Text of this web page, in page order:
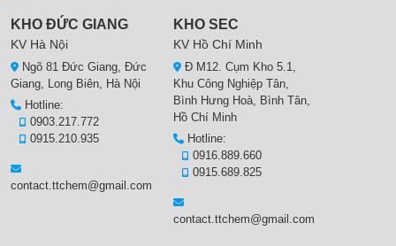
KHO ĐỨC GIANG
KV Hà Nội
Ngõ 81 Đức Giang, Đức
Giang, Long Biên, Hà Nội
Hotline:
0903.217.772
0915.210.935
contact.ttchem@gmail.com
KHO SEC
KV Hồ Chí Minh
Đ M12. Cụm Kho 5.1,
Khu Công Nghiệp Tân,
Bình Hưng Hoà, Bình Tân,
Hồ Chí Minh
Hotline:
0916.889.660
0915.689.825
contact.ttchem@gmail.com